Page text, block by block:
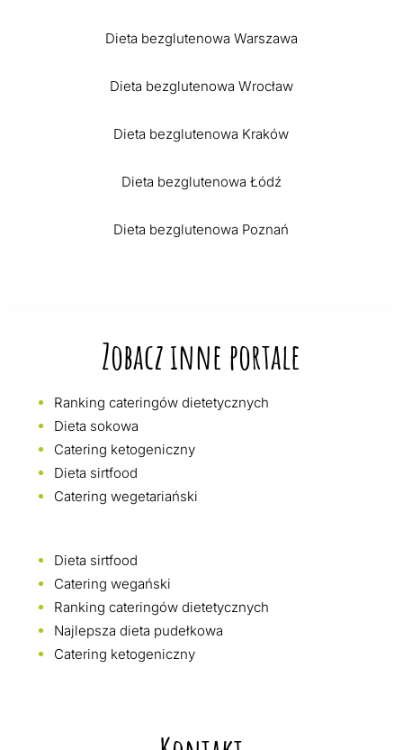
Dieta bezglutenowa Warszawa
Dieta bezglutenowa Wrocław
Dieta bezglutenowa Kraków
Dieta bezglutenowa Łódź
Dieta bezglutenowa Poznań
Zobacz inne portale
Ranking cateringów dietetycznych
Dieta sokowa
Catering ketogeniczny
Dieta sirtfood
Catering wegetariański
Dieta sirtfood
Catering wegański
Ranking cateringów dietetycznych
Najlepsza dieta pudełkowa
Catering ketogeniczny